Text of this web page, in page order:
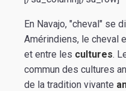
En Navajo, "cheval" se
Amérindiens, le cheval
et entre les cultures.
commun des cultures
de la tradition vivante